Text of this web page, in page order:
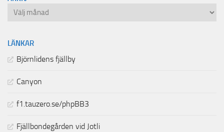
Arkiv
LÄNKAR
Björnlidens fjällby
Canyon
f1.tauzero.se/phpBB3
Fjällbondegården vid Jotli